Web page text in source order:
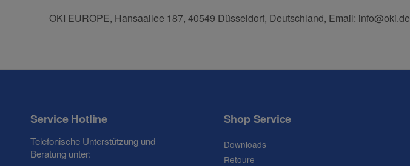
OKI EUROPE, Hansaallee 187, 40549 Düsseldorf, Deutschland, Email: info@oki.de
Service Hotline
Telefonische Unterstützung und
Beratung unter:
Shop Service
Downloads
Retoure